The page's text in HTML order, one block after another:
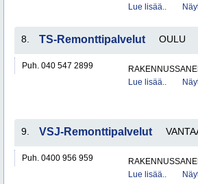
Lue lisää..
8. TS-Remonttipalvelut OULU
Puh. 040 547 2899
Lue lisää..
9. VSJ-Remonttipalvelut
Puh. 0400 956 959
Lue lisää..